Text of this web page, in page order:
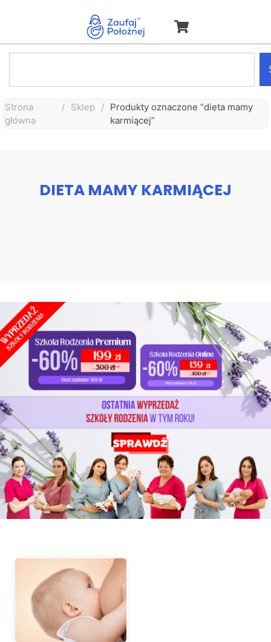
Strona
główna
/ Sklep / Produkty oznaczone “dieta mamy
karmiącej”
DIETA MAMY KARMIĄCEJ